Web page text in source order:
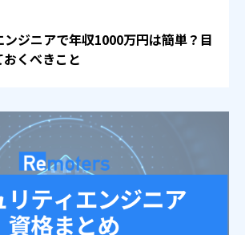
ンジニアで年収1000万円は簡単？目
くべきこと